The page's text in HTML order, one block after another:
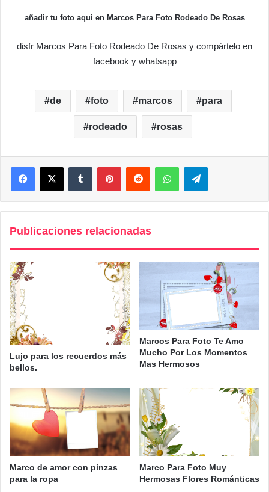
añadir tu foto aqui en Marcos Para Foto Rodeado De Rosas
disfr Marcos Para Foto Rodeado De Rosas y compártelo en
facebook y whatsapp
de foto marcos para
rodeado rosas
FacebookX Tumblr PinterestReddit WhatsAppTelegram
Publicaciones relacionadas
Lujo para los recuerdos más
bellos.
Marcos Para Foto Te Amo
Mucho Por Los Momentos
Mas Hermosos
Marco de amor con pinzas
para la ropa
Marco Para Foto Muy
Hermosas Flores Románticas